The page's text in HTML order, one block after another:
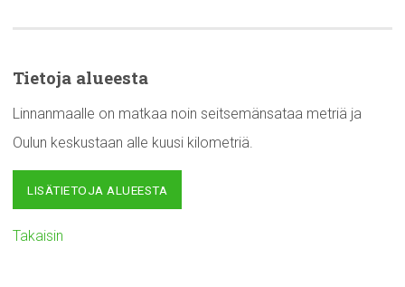
Tietoja alueesta
Linnanmaalle on matkaa noin seitsemänsataa metriä ja
Oulun keskustaan alle kuusi kilometriä.
LISÄTIETOJA ALUEESTA
Takaisin